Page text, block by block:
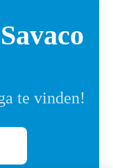
te vinden!